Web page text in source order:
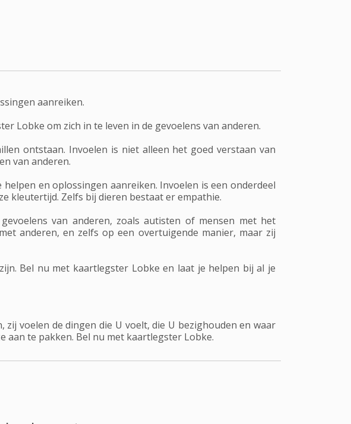
aanreiken.
Lobke om zich in te leven in de gevoelens van anderen.
ontstaan. Invoelen is niet alleen het goed verstaan van
van anderen.
en oplossingen aanreiken. Invoelen is een onderdeel
kleutertijd. Zelfs bij dieren bestaat er empathie.
van anderen, zoals autisten of mensen met het
anderen, en zelfs op een overtuigende manier, maar zij
Bel nu met kaartlegster Lobke en laat je helpen bij al je
voelen de dingen die U voelt, die U bezighouden en waar
aan te pakken. Bel nu met kaartlegster Lobke.